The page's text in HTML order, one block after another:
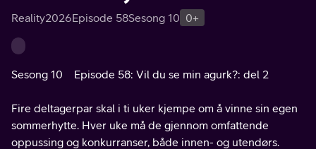
Reality2026Episode 58Sesong 10 0+
Sesong 10 Episode 58: Vil du se min agurk?: del 2
Fire deltagerpar skal i ti uker kjempe om å vinne sin egen
sommerhytte. Hver uke må de gjennom omfattende
oppussing og konkurranser, både innen- og utendørs.